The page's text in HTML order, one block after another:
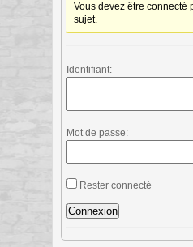
Vous devez être connecté
sujet.
Identifiant:
Mot de passe:
Rester connecté
Connexion